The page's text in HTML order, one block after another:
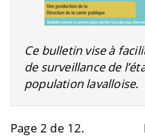
Ce bulletin vise à
de surveillance de
population lavalloise.
Page 2 de 12.